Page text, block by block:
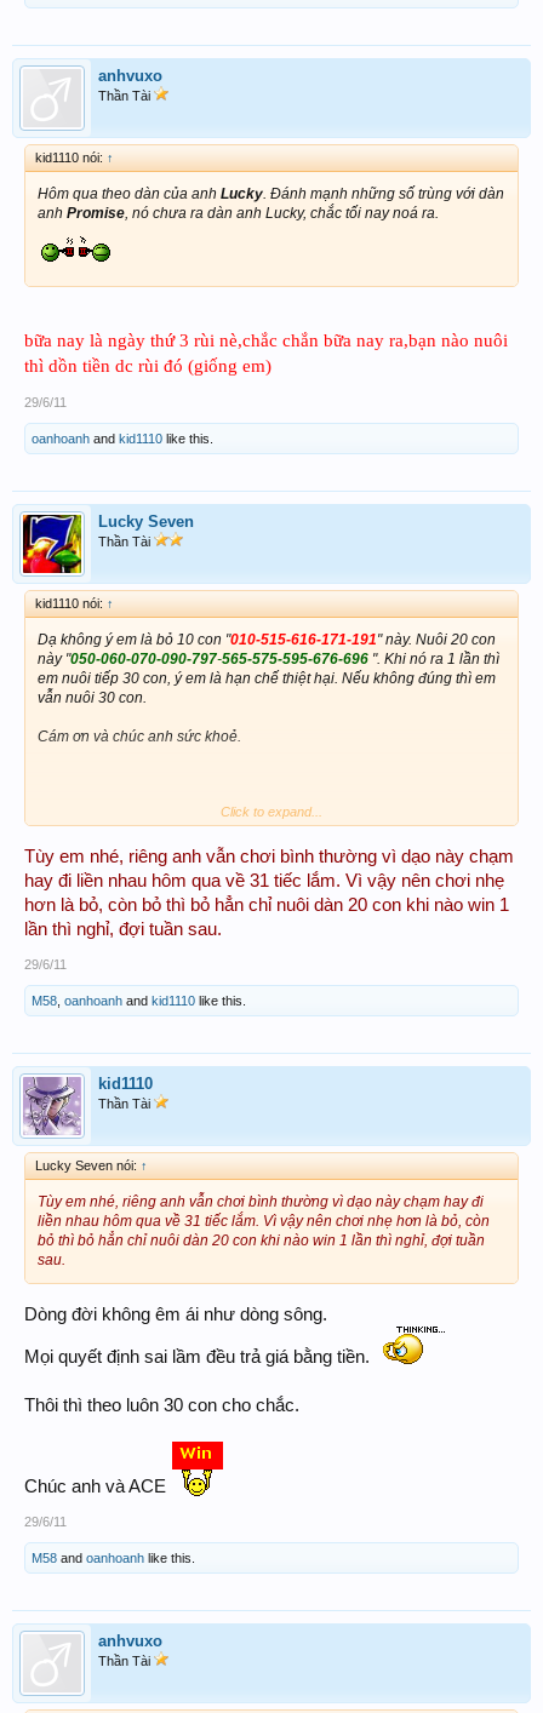
anhvuxo
Thần Tài
kid1110 nói: ↑
Hôm qua theo dàn của anh Lucky . Đánh mạnh những số trùng với dàn
anh Promise , nó chưa ra dàn anh Lucky, chắc tối nay noá ra.
bữa nay là ngày thứ 3 rùi nè,chắc chắn bữa nay ra,bạn nào nuôi
thì dồn tiền dc rùi đó (giống em)
29/6/11
oanhoanh and kid1110 like this.
Lucky Seven
Thần Tài
kid1110 nói: ↑
Dạ không ý em là bỏ 10 con "010-515-616-171-191" này. Nuôi 20 con
này "050-060-070-090-797-565-575-595-676-696 ". Khi nó ra 1 lần thì
em nuôi tiếp 30 con, ý em là hạn chế thiệt hại. Nếu không đúng thì em
vẫn nuôi 30 con.
Cám ơn và chúc anh sức khoẻ.
Click to expand...
Tùy em nhé, riêng anh vẫn chơi bình thường vì dạo này chạm
hay đi liền nhau hôm qua về 31 tiếc lắm. Vì vậy nên chơi nhẹ
hơn là bỏ, còn bỏ thì bỏ hẳn chỉ nuôi dàn 20 con khi nào win 1
lần thì nghỉ, đợi tuần sau.
29/6/11
M58 oanhoanh and kid1110 like this.
kid1110
Thần Tài
Lucky Seven nói: ↑
Tùy em nhé, riêng anh vẫn chơi bình thường vì dạo này chạm hay đi
liền nhau hôm qua về 31 tiếc lắm. Vì vậy nên chơi nhẹ hơn là bỏ, còn
bỏ thì bỏ hẳn chỉ nuôi dàn 20 con khi nào win 1 lần thì nghỉ, đợi tuần
sau.
Dòng đời không êm ái như dòng sông.
Mọi quyết định sai lầm đều trả giá bằng tiền.
Thôi thì theo luôn 30 con cho chắc.
Chúc anh và ACE
29/6/11
M58 and oanhoanh like this.
anhvuxo
Thần Tài